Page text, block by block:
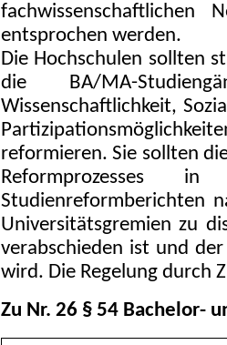
fachwissenschaftlichen
entsprochen werden.
Die Hochschulen sollten
die BA/MA-
Wissenschaftlichkeit,
reformieren. Sie sollten
Reformprozesses
Studienreformberichten
Universitätsgremien zu
verabschieden ist und
wird. Die Regelung durch
Zu Nr. 26 § 54 Bachelor-